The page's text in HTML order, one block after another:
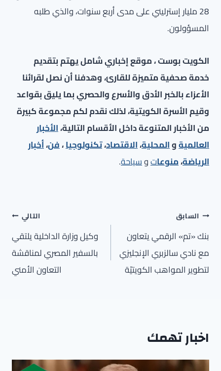
28 مليار إسترليني على مدى أربع سنوات، والذي طلبه
المسؤولون.
الكويت بوست ، موقع إخباري شامل يهتم بتقديم
خدمة صحفية متميزة للقارئ، وهدفنا أن نصل لقرائنا
الأعزاء بالخبر الأدق والأسرع والحصري بما يليق بقواعد
وقيم الأسرة الكويتية، لذلك نقدم لكم مجموعة كبيرة
من الأخبار المتنوعة داخل الأقسام التالية،الأخبار
العالميةوالمحلية،الاقتصاد،تكنولوجيا،فن،أخبار
الرياضة،منوعاتوسياحة.
تصفّح
المقالات
السابق
بنك «تم» الرقمي يتعاون
مع نادي سالزبري الإنجليزي
لتطوير المواهب الكويتيّة
التالي
وكيل وزارة الداخلية يلتقي
بالسفير المصري لمناقشة
التعاون الأمني
اخبار تهمك